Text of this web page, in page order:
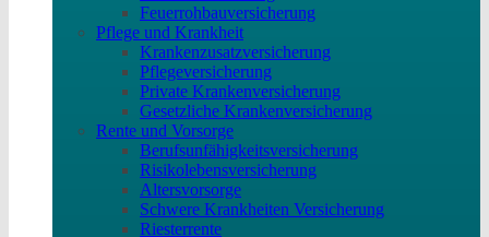
Feuerrohbauversicherung
Pflege und Krankheit
Krankenzusatzversicherung
Pflegeversicherung
Private Krankenversicherung
Gesetzliche Krankenversicherung
Rente und Vorsorge
Berufs­unfähigkeitsversicherung
Risikolebensversicherung
Altersvorsorge
Schwere Krankheiten Versicherung
Riesterrente